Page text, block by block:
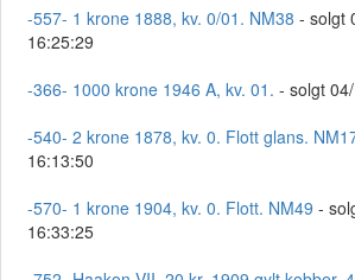
-557- 1 krone 1888, kv. 0/01. NM38 - solgt
16:25:29
-366- 1000 krone 1946 A, kv. 01. - solgt
-540- 2 krone 1878, kv. 0. Flott glans.
16:13:50
-570- 1 krone 1904, kv. 0. Flott. NM49 -
16:33:25